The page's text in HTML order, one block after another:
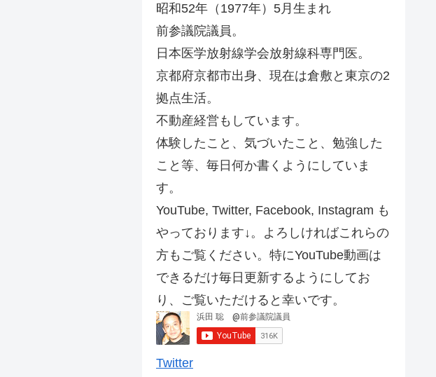
昭和52年（1977年）5月生まれ
前参議院議員。
日本医学放射線学会放射線科専門医。
京都府京都市出身、現在は倉敷と東京の2
拠点生活。
不動産経営もしています。
体験したこと、気づいたこと、勉強した
こと等、毎日何か書くようにしていま
す。
YouTube, Twitter, Facebook, Instagram も
やっております↓。よろしければこれらの
方もご覧ください。特にYouTube動画は
できるだけ毎日更新するようにしてお
り、ご覧いただけると幸いです。
Twitter